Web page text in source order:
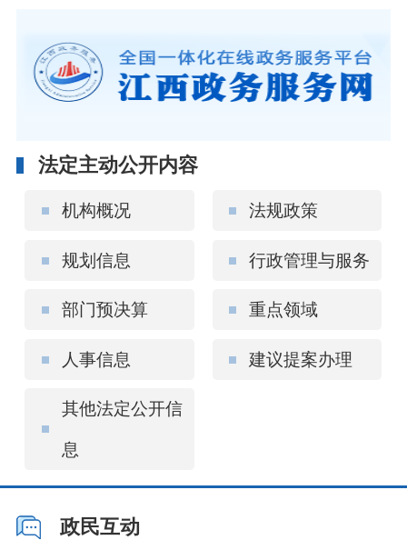
法定主动公开内容
机构概况 法规政策
规划信息 行政管理与服务
部门预决算 重点领域
人事信息 建议提案办理
其他法定公开信
息
政民互动